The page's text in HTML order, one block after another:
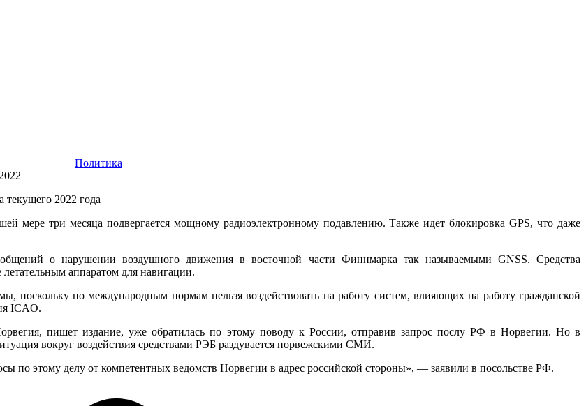
Политика
мере три месяца подвергается мощному радиоэлектронному подавлению. Также идет блокировка GPS, что даже
о нарушении воздушного движения в восточной части Финнмарка так называемыми GNSS. Средства
аппаратом для навигации.
поскольку по международным нормам нельзя воздействовать на работу систем, влияющих на работу гражданской
ICAO.
пишет издание, уже обратилась по этому поводу к России, отправив запрос послу РФ в Норвегии. Но в
вокруг воздействия средствами РЭБ раздувается норвежскими СМИ.
по этому делу от компетентных ведомств Норвегии в адрес российской стороны», — заявили в посольстве РФ.